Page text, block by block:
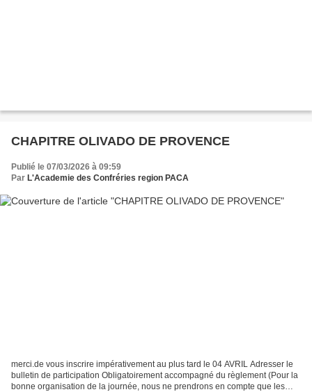
CHAPITRE OLIVADO DE PROVENCE
Publié le 07/03/2026 à 09:59
Par L'Academie des Confréries region PACA
merci.de vous inscrire impérativement au plus tard le 04 AVRIL Adresser le
bulletin de participation Obligatoirement accompagné du règlement (Pour la
bonne organisation de la journée, nous ne prendrons en compte que les